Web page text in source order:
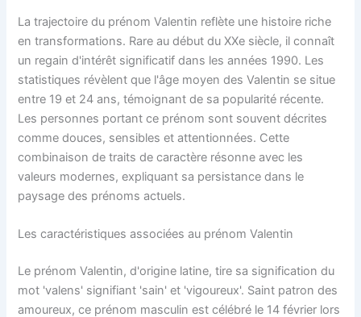
La trajectoire du prénom Valentin reflète une histoire riche
en transformations. Rare au début du XXe siècle, il connaît
un regain d'intérêt significatif dans les années 1990. Les
statistiques révèlent que l'âge moyen des Valentin se situe
entre 19 et 24 ans, témoignant de sa popularité récente.
Les personnes portant ce prénom sont souvent décrites
comme douces, sensibles et attentionnées. Cette
combinaison de traits de caractère résonne avec les
valeurs modernes, expliquant sa persistance dans le
paysage des prénoms actuels.
Les caractéristiques associées au prénom Valentin
Le prénom Valentin, d'origine latine, tire sa signification du
mot 'valens' signifiant 'sain' et 'vigoureux'. Saint patron des
amoureux, ce prénom masculin est célébré le 14 février lors